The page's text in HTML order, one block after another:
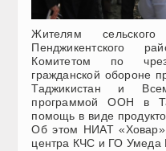
Жителям
Пенджикентского
Комитетом по
гражданской обороне
Таджикистан и
программой ООН в
помощь в виде
Об этом НИАТ «Ховар»
центра КЧС и ГО Умеда